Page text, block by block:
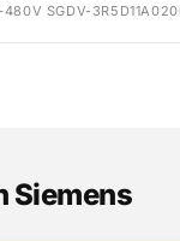
SGDV-
Siemens